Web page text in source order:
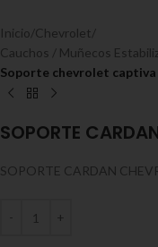
Inicio Chevrolet
Cauchos / Muñecos
Soporte chevrolet captiva
SOPORTE
SOPORTE CARDAN